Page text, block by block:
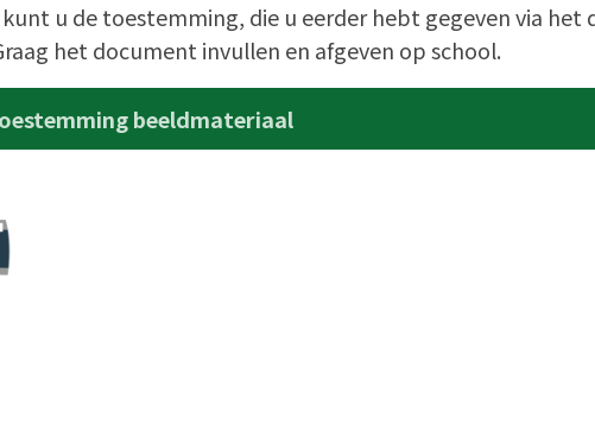
u de toestemming, die u eerder hebt gegeven via
het document invullen en afgeven op school.
beeldmateriaal